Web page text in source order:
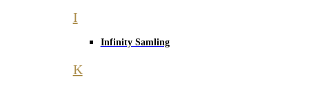
I
Infinity Samling
K